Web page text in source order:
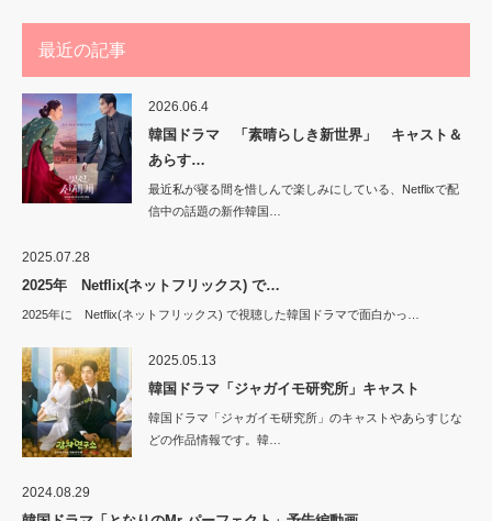
最近の記事
2026.06.4
韓国ドラマ 「素晴らしき新世界」 キャスト＆
あらす…
最近私が寝る間を惜しんで楽しみにしている、Netflixで配
信中の話題の新作韓国…
2025.07.28
2025年 Netflix(ネットフリックス) で…
2025年に Netflix(ネットフリックス) で視聴した韓国ドラマで面白かっ…
2025.05.13
韓国ドラマ「ジャガイモ研究所」キャスト
韓国ドラマ「ジャガイモ研究所」のキャストやあらすじな
どの作品情報です。韓…
2024.08.29